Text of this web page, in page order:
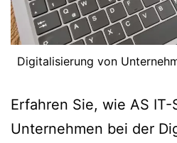
Digitalisierung von
Erfahren Sie, wie AS IT-
Unternehmen bei der